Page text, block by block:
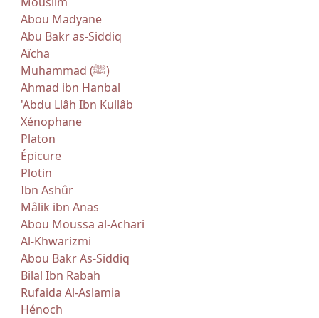
Abou Madyane
Abu Bakr as-Siddiq
Aïcha
Muhammad (ﷺ)
Ahmad ibn Hanbal
'Abdu Llâh Ibn Kullâb
Xénophane
Platon
Épicure
Plotin
Ibn Ashûr
Mâlik ibn Anas
Abou Moussa al-Achari
Al-Khwarizmi
Abou Bakr As-Siddiq
Bilal Ibn Rabah
Rufaida Al-Aslamia
Hénoch